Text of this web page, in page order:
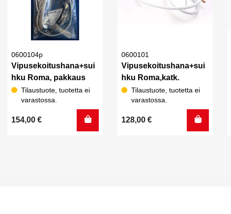
0600104p
Vipusekoitushana+sui
hku Roma, pakkaus
Tilaustuote, tuotetta ei
varastossa.
154,00 €
0600101
Vipusekoitushana+sui
hku Roma,katk.
Tilaustuote, tuotetta ei
varastossa.
128,00 €